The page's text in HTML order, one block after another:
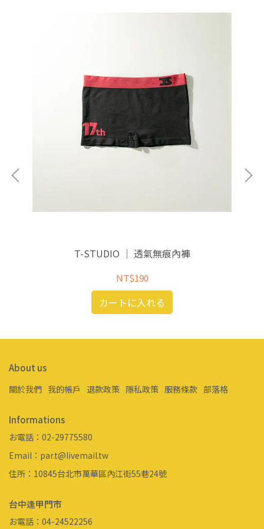
T-STUDIO ｜ 透氣無痕內褲
NT$190
カートに入れる
About us
關於我們 我的帳戶 退款政策 隱私政策 服務條款 部落格
Informations
お電話：02-29775580
Email：par.t@livemail.tw
住所：10845台北市萬華區內江街55巷24號
台中逢甲門市
お電話：04-24522256